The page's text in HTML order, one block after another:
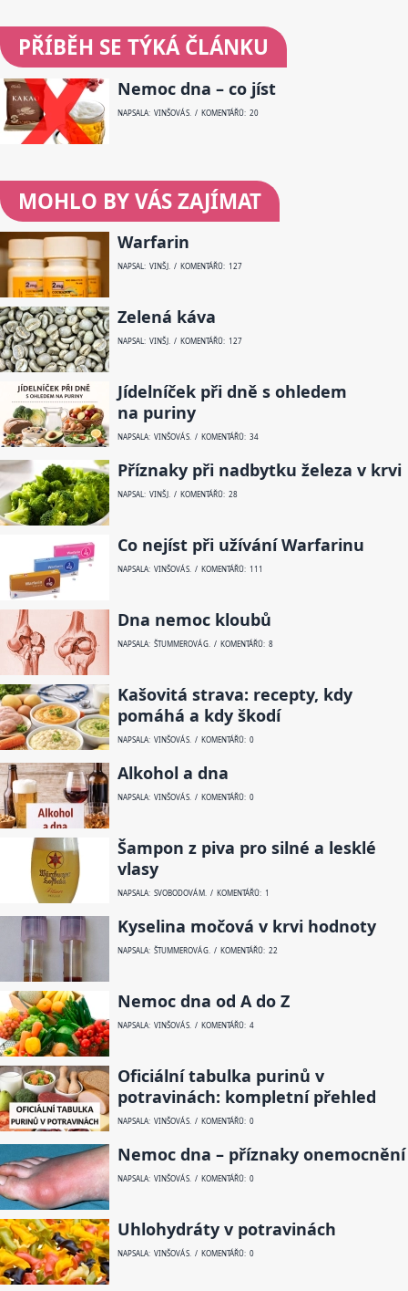
PŘÍBĚH SE TÝKÁ ČLÁNKU
Nemoc dna – co jíst
NAPSALA: VINŠOVÁ S. / KOMENTÁŘŮ: 20
MOHLO BY VÁS ZAJÍMAT
Warfarin
NAPSAL: VINŠ J. / KOMENTÁŘŮ: 127
Zelená káva
NAPSAL: VINŠ J. / KOMENTÁŘŮ: 127
Jídelníček při dně s ohledem
na puriny
NAPSALA: VINŠOVÁ S. / KOMENTÁŘŮ: 34
Příznaky při nadbytku železa v krvi
NAPSAL: VINŠ J. / KOMENTÁŘŮ: 28
Co nejíst při užívání Warfarinu
NAPSALA: VINŠOVÁ S. / KOMENTÁŘŮ: 111
Dna nemoc kloubů
NAPSALA: ŠTUMMEROVÁ G. / KOMENTÁŘŮ: 8
Kašovitá strava: recepty, kdy
pomáhá a kdy škodí
NAPSALA: VINŠOVÁ S. / KOMENTÁŘŮ: 0
Alkohol a dna
NAPSALA: VINŠOVÁ S. / KOMENTÁŘŮ: 0
Šampon z piva pro silné a lesklé
vlasy
NAPSALA: SVOBODOVÁ M. / KOMENTÁŘŮ: 1
Kyselina močová v krvi hodnoty
NAPSALA: ŠTUMMEROVÁ G. / KOMENTÁŘŮ: 22
Nemoc dna od A do Z
NAPSALA: VINŠOVÁ S. / KOMENTÁŘŮ: 4
Oficiální tabulka purinů v
potravinách: kompletní přehled
NAPSALA: VINŠOVÁ S. / KOMENTÁŘŮ: 0
Nemoc dna – příznaky onemocnění
NAPSALA: VINŠOVÁ S. / KOMENTÁŘŮ: 0
Uhlohydráty v potravinách
NAPSALA: VINŠOVÁ S. / KOMENTÁŘŮ: 0